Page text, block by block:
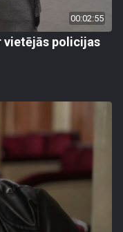
00:02:55
vietējās policijas